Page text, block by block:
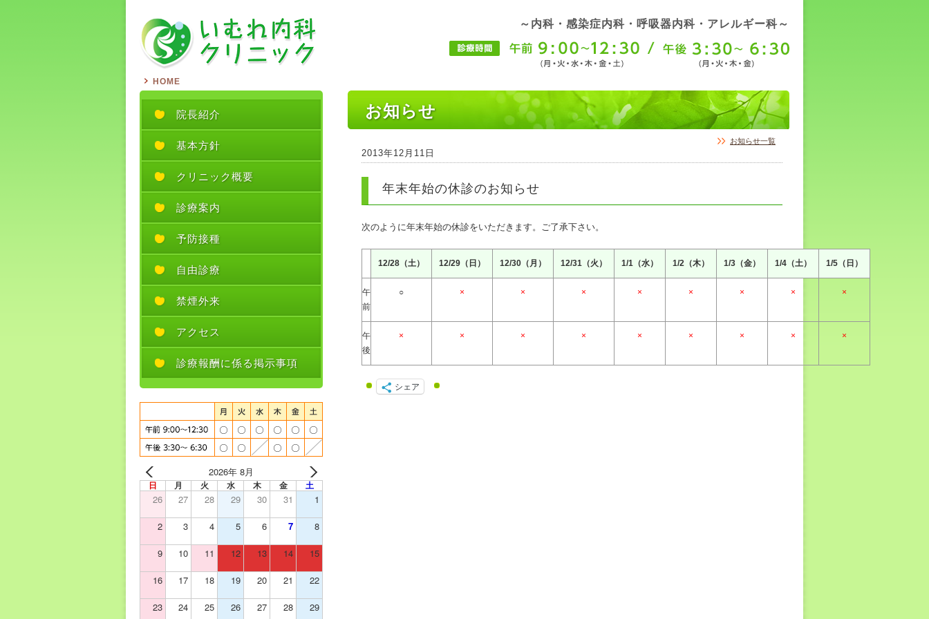
～内科・感染症内科・呼吸器内科・アレルギー科～
HOME
お知らせ
お知らせ一覧
2013年12月11日
年末年始の休診のお知らせ
次のように年末年始の休診をいただきます。ご了承下さい。
12/28（土） 12/29（日） 12/30（月） 12/31（火） 1/1（水） 1/2（木） 1/3（金） 1/4（土） 1/5（日）
午
前
○ × × × × × × × ×
午
後
× × × × × × × × ×
シェア
院長紹介
基本方針
クリニック概要
診療案内
予防接種
自由診療
禁煙外来
アクセス
診療報酬に係る掲示事項
2026年 8月
日 月 火 水 木 金 土
26 27 28 29 30 31 1
2 3 4 5 6 7 8
9 10 11 12 13 14 15
16 17 18 19 20 21 22
23 24 25 26 27 28 29